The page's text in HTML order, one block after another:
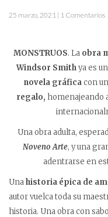
25 marzo, 2021 | 1 Comentarios
MONSTRUOS. La obra
Windsor Smithya es
novela gráficacon
regalo, homenajeando
Una obra adulta,
Noveno Arte, y una
adentrarse en
Unahistoria épica de
autor vuelca toda su
historia. Una obra con